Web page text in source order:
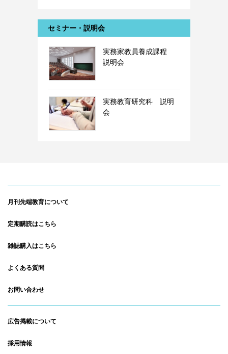
セミナー・説明会
実務家教員養成課程
説明会
実務教育研究科 説明
会
月刊先端教育について
定期購読はこちら
雑誌購入はこちら
よくある質問
お問い合わせ
広告掲載について
採用情報